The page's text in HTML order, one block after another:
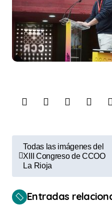
a
v
e
g
Todas las imágenes del
XIII Congreso de CCOO
La Rioja
Entradas